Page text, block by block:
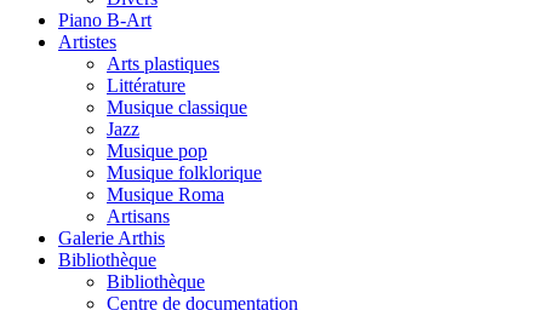
Piano B-Art
Artistes
Arts plastiques
Littérature
Musique classique
Jazz
Musique pop
Musique folklorique
Musique Roma
Artisans
Galerie Arthis
Bibliothèque
Bibliothèque
Centre de documentation